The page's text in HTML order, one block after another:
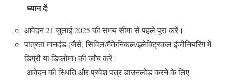
ध्यान दें:
आवेदन 21 जुलाई 2025 की समय सीमा से पहले पूरा करें।
पात्रता मानदंड (जैसे, सिविल/मैकेनिकल/इलेक्ट्रिकल इंजीनियरिंग में
डिग्री या डिप्लोमा) की जाँच करें।
आवेदन की स्थिति और प्रवेश पत्र डाउनलोड करने के लिए